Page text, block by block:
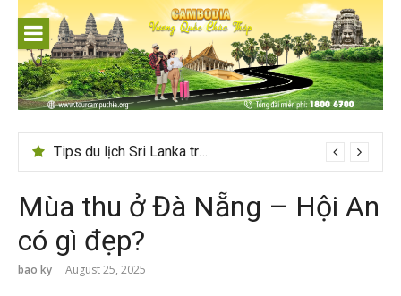
content
Tips du lịch Sri Lanka trọn vẹn cho người mới
24h ở Thụy Sĩ nên đi đâu, chơi gì?
Mùa thu ở Đà Nẵng – Hội An
có gì đẹp?
bao ky August 25, 2025